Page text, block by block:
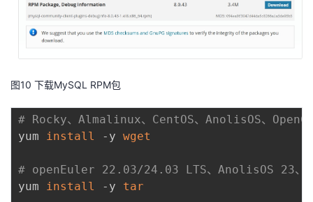
图10 下载MySQL RPM包
# Rocky、Almalinux、CentOS、AnolisOS、
yum install -y wget
# openEuler 22.03/24.03 LTS、AnolisOS 23、
yum install -y tar